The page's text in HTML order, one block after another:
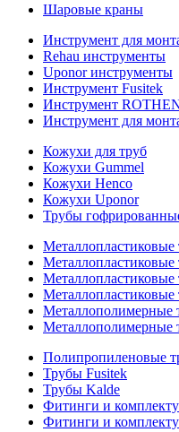
Шаровые краны
Инструмент для
Rehau инструменты
Uponor инструменты
Инструмент Fusitek
Инструмент
Инструмент для
Кожухи для труб
Кожухи Gummel
Кожухи Henco
Кожухи Uponor
Трубы
Металлопластиковые
Металлополимерные
Металлополимерные
Полипропиленовые
Трубы Fusitek
Трубы Kalde
Фитинги и
Фитинги и